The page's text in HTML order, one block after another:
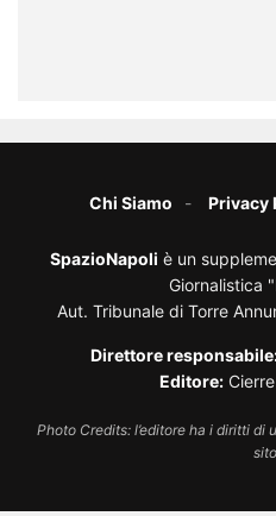
Chi Siamo Privacy
SpazioNapoli è un
Giornalistica
Aut. Tribunale di Torre
Direttore
Editore:
Photo Credits: l’editore ha i diritti